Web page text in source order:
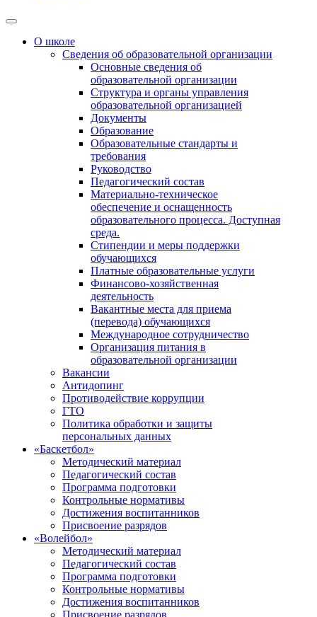
О школе
Сведения об образовательной организации
Основные сведения об
образовательной организации
Структура и органы управления
образовательной организацией
Документы
Образование
Образовательные стандарты и
требования
Руководство
Педагогический состав
Материально-техническое
обеспечение и оснащенность
образовательного процесса. Доступная
среда.
Стипендии и меры поддержки
обучающихся
Платные образовательные услуги
Финансово-хозяйственная
деятельность
Вакантные места для приема
(перевода) обучающихся
Международное сотрудничество
Организация питания в
образовательной организации
Вакансии
Антидопинг
Противодействие коррупции
ГТО
Политика обработки и защиты
персональных данных
«Баскетбол»
Методический материал
Педагогический состав
Программа подготовки
Контрольные нормативы
Достижения воспитанников
Присвоение разрядов
«Волейбол»
Методический материал
Педагогический состав
Программа подготовки
Контрольные нормативы
Достижения воспитанников
Присвоение разрядов